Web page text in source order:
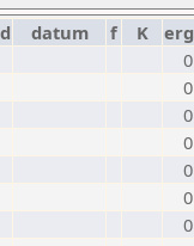
datum f K erg
0
0
0
0
0
0
0